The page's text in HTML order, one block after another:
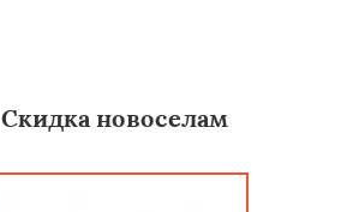
Скидка новоселам